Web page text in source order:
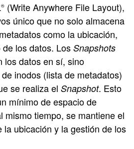
® (Write Anywhere File Layout),
único que no solo almacena
como la ubicación,
los datos. Los Snapshots
los datos en sí, sino
inodos (lista de metadatos)
se realiza el Snapshot. Esto
mínimo de espacio de
mismo tiempo, se mantiene el
la ubicación y la gestión de los